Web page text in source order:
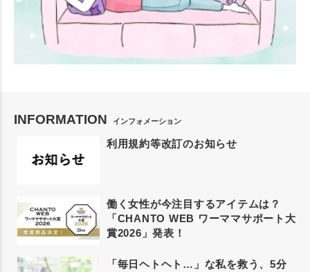
INFORMATION インフォメーション
利用規約等改訂のお知らせ
働く女性が今注目するアイテムは？
「CHANTO WEB ワーママサポート大
賞2026」発表！
「毎日ヘトヘト…」な私を救う、5分